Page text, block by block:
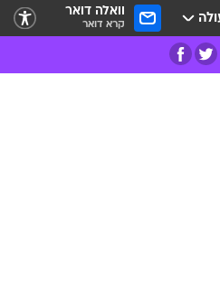
וואלה דואר
קרא דואר